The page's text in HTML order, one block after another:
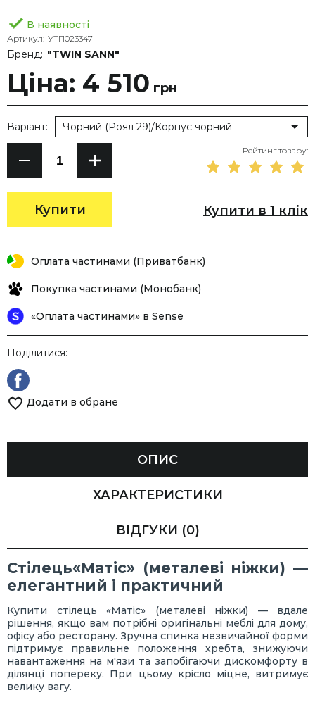
В наявності
Артикул: УТП023347
Бренд: "TWIN SANN"
Ціна: 4 510 грн
Купити
Варіант: Чорний (Роял 29)/Корпус чорний
Рейтинг товару:
Купити в 1 клік
Оплата частинами (Приватбанк)
Покупка частинами (Монобанк)
«Оплата частинами» в Sense
Поділитися:
Додати в обране
ОПИС
ХАРАКТЕРИСТИКИ
ВІДГУКИ (0)
Стілець«Матіс» (металеві ніжки) —
елегантний і практичний
Купити стілець «Матіс» (металеві ніжки) — вдале
рішення, якщо вам потрібні оригінальні меблі для дому,
офісу або ресторану. Зручна спинка незвичайної форми
підтримує правильне положення хребта, знижуючи
навантаження на м'язи та запобігаючи дискомфорту в
ділянці попереку. При цьому крісло міцне, витримує
велику вагу.